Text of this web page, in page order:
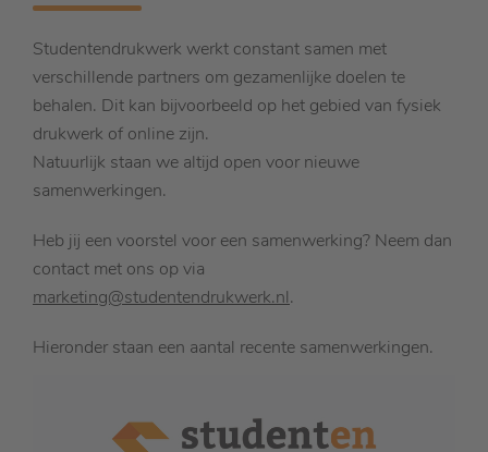
Studentendrukwerk werkt constant samen met
verschillende partners om gezamenlijke doelen te
behalen. Dit kan bijvoorbeeld op het gebied van fysiek
drukwerk of online zijn.
Natuurlijk staan we altijd open voor nieuwe
samenwerkingen.
Heb jij een voorstel voor een samenwerking? Neem dan
contact met ons op via
marketing@studentendrukwerk.nl.
Hieronder staan een aantal recente samenwerkingen.